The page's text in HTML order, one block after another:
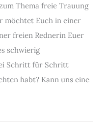
Thema freie Trauung
möchtet Euch in einer
freien Rednerin Euer
schwierig
Schritt für Schritt
habt? Kann uns eine